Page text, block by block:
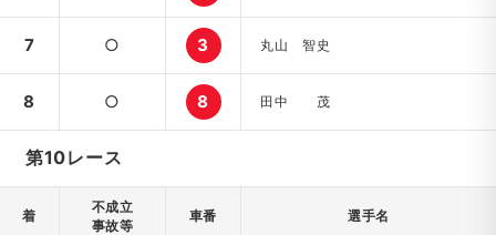
7 ○ 3 丸山 智史
8 ○ 8 田中 茂
第10レース
着
不成立
事故等
車番 選手名